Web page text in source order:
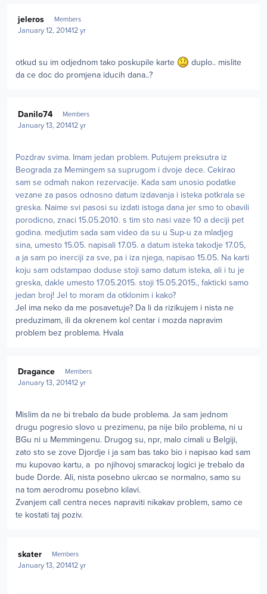
jeleros Members
January 12, 201412 yr
otkud su im odjednom tako poskupile karte
duplo.. mislite
da ce doc do promjena iducih dana..?
Danilo74 Members
January 13, 201412 yr
Pozdrav svima. Imam jedan problem. Putujem preksutra iz
Beograda za Memingem sa suprugom i dvoje dece. Cekirao
sam se odmah nakon rezervacije. Kada sam unosio podatke
vezane za pasos odnosno datum izdavanja i isteka potkrala se
greska. Naime svi pasosi su izdati istoga dana jer smo to obavili
porodicno, znaci 15.05.2010. s tim sto nasi vaze 10 a deciji pet
godina. medjutim sada sam video da su u Sup-u za mladjeg
sina, umesto 15.05. napisali 17.05. a datum isteka takodje 17.05,
a ja sam po inerciji za sve, pa i iza njega, napisao 15.05. Na karti
koju sam odstampao doduse stoji samo datum isteka, ali i tu je
greska, dakle umesto 17.05.2015. stoji 15.05.2015., fakticki samo
jedan broj! Jel to moram da otklonim i kako?
Jel ima neko da me posavetuje? Da li da rizikujem i nista ne
preduzimam, ili da okrenem kol centar i mozda napravim
problem bez problema. Hvala
Dragance Members
January 13, 201412 yr
Mislim da ne bi trebalo da bude problema. Ja sam jednom
drugu pogresio slovo u prezimenu, pa nije bilo problema, ni u
BGu ni u Memmingenu. Drugog su, npr, malo cimali u Belgiji,
zato sto se zove Djordje i ja sam bas tako bio i napisao kad sam
mu kupovao kartu, a po njihovoj smarackoj logici je trebalo da
bude Dorde. Ali, nista posebno ukrcao se normalno, samo su
na tom aerodromu posebno kilavi.
Zvanjem call centra neces napraviti nikakav problem, samo ce
te kostati taj poziv.
skater Members
January 13, 201412 yr